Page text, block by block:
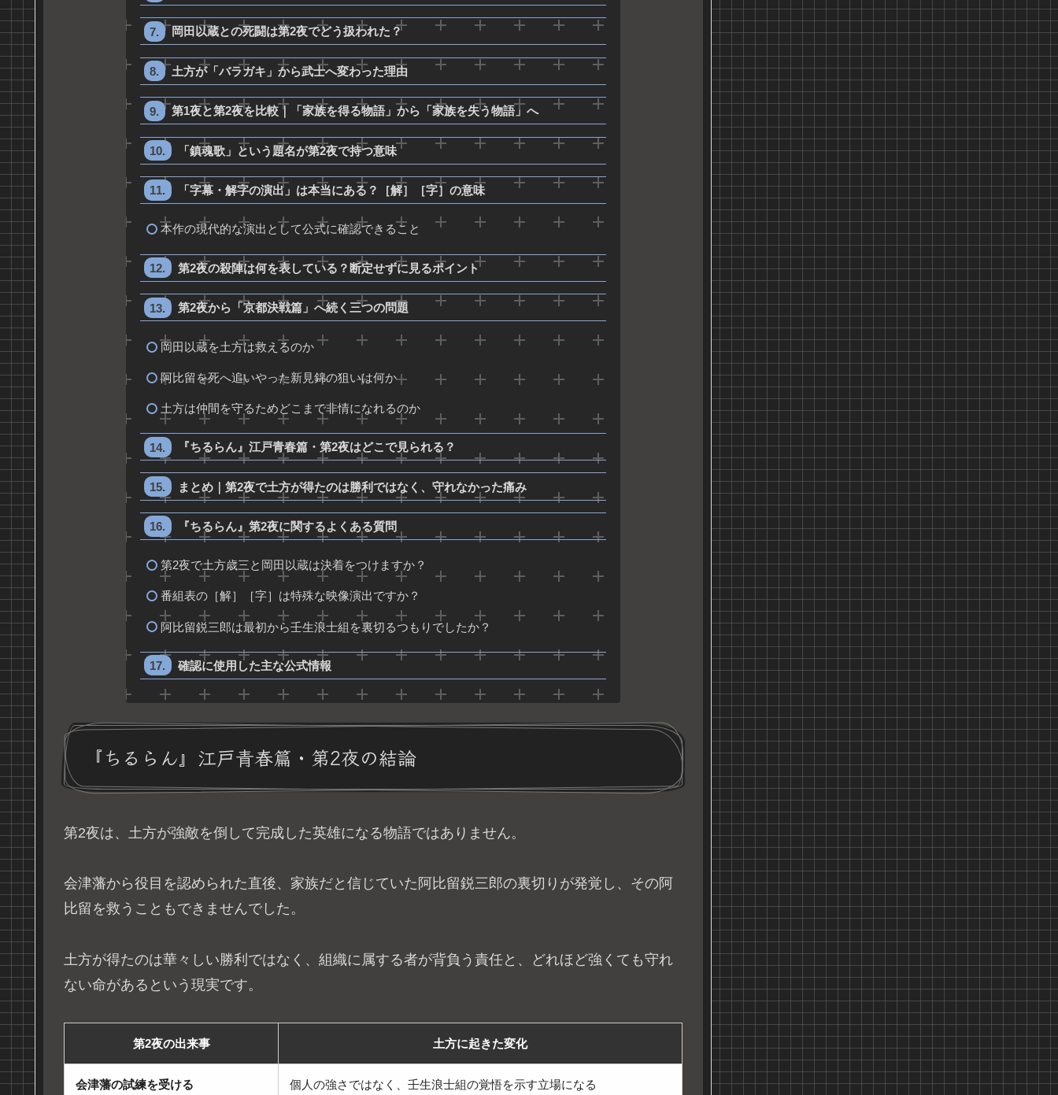
岡田以蔵との死闘は第2夜でどう扱われた？
土方が「バラガキ」から武士へ変わった理由
第1夜と第2夜を比較｜「家族を得る物語」から「家族を失う物語」へ
「鎮魂歌」という題名が第2夜で持つ意味
「字幕・解字の演出」は本当にある？［解］［字］の意味
本作の現代的な演出として公式に確認できること
第2夜の殺陣は何を表している？断定せずに見るポイント
第2夜から「京都決戦篇」へ続く三つの問題
岡田以蔵を土方は救えるのか
阿比留を死へ追いやった新見錦の狙いは何か
土方は仲間を守るためどこまで非情になれるのか
『ちるらん』江戸青春篇・第2夜はどこで見られる？
まとめ｜第2夜で土方が得たのは勝利ではなく、守れなかった痛み
『ちるらん』第2夜に関するよくある質問
第2夜で土方歳三と岡田以蔵は決着をつけますか？
番組表の［解］［字］は特殊な映像演出ですか？
阿比留鋭三郎は最初から壬生浪士組を裏切るつもりでしたか？
確認に使用した主な公式情報
『ちるらん』江戸青春篇・第2夜の結論
第2夜は、土方が強敵を倒して完成した英雄になる物語ではありません。
会津藩から役目を認められた直後、家族だと信じていた阿比留鋭三郎の裏切りが発覚し、その阿
比留を救うこともできませんでした。
土方が得たのは華々しい勝利ではなく、組織に属する者が背負う責任と、どれほど強くても守れ
ない命があるという現実です。
第2夜の出来事 土方に起きた変化
会津藩の試練を受ける 個人の強さではなく、壬生浪士組の覚悟を示す立場になる